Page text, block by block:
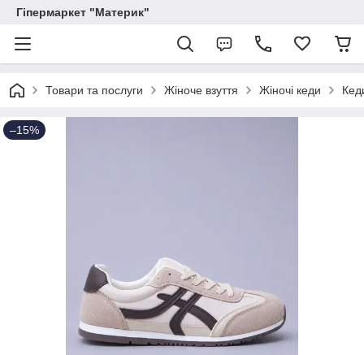
Гіпермаркет "Материк"
Товари та послуги Жіноче взуття Жіночі кеди
–15%